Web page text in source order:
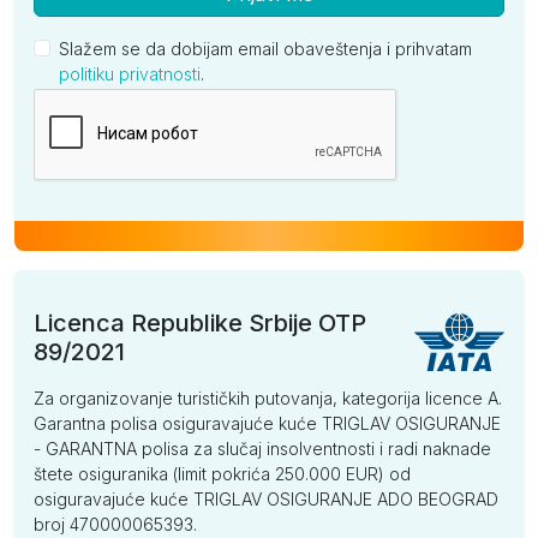
Slažem se da dobijam email obaveštenja i prihvatam
politiku privatnosti.
Licenca Republike Srbije OTP
89/2021
Za organizovanje turističkih putovanja, kategorija licence A.
Garantna polisa osiguravajuće kuće TRIGLAV OSIGURANJE
- GARANTNA polisa za slučaj insolventnosti i radi naknade
štete osiguranika (limit pokrića 250.000 EUR) od
osiguravajuće kuće TRIGLAV OSIGURANJE ADO BEOGRAD
broj 470000065393.